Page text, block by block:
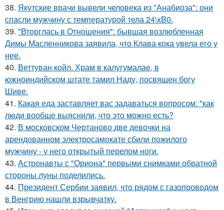
38. Якутские врачи вывели человека из "Анабиоза": они
спасли мужчину с температурой тела 24\xB0.
39. "Вторглась в Отношения": бывшая возлюбленная
Димы Масленникова заявила, что Клава кока увела его у
нее.
40. Веттуван койл. Храм в калугумалае, в
южноиндийском штате тамил Наду, посвящен богу
Шиве.
41. Какая еда заставляет вас задаваться вопросом: "как
люди вообще выяснили, что это можно есть?
42. В московском Чертаново две девочки на
арендованном электросамокате сбили пожилого
мужчину - у него открытый перелом ноги.
43. Астронавты с "Ориона" первыми снимками обратной
стороны луны поделились.
44. Президент Сербии заявил, что рядом с газопроводом
в Венгрию нашли взрывчатку.